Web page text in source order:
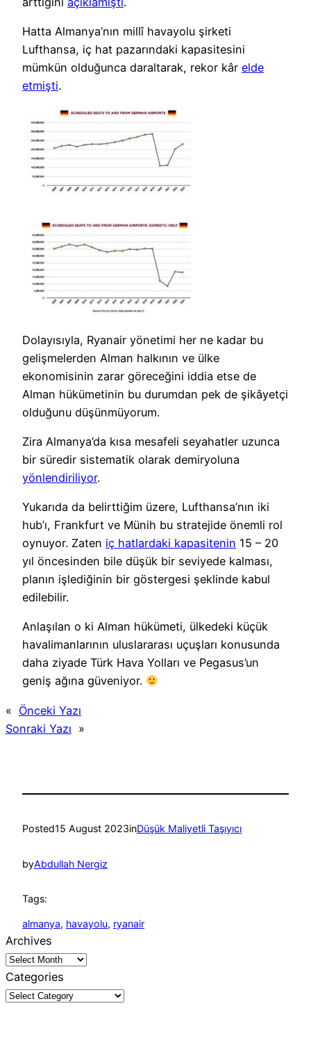
Hatta Almanya’nın millî havayolu şirketi
Lufthansa, iç hat pazarındaki kapasitesini
mümkün olduğunca daraltarak, rekor kâr elde
etmişti.
Dolayısıyla, Ryanair yönetimi her ne kadar bu
gelişmelerden Alman halkının ve ülke
ekonomisinin zarar göreceğini iddia etse de
Alman hükümetinin bu durumdan pek de şikâyetçi
olduğunu düşünmüyorum.
Zira Almanya’da kısa mesafeli seyahatler uzunca
bir süredir sistematik olarak demiryoluna
yönlendiriliyor.
Yukarıda da belirttiğim üzere, Lufthansa’nın iki
hub’ı, Frankfurt ve Münih bu stratejide önemli rol
oynuyor. Zaten iç hatlardaki kapasitenin 15 – 20
yıl öncesinden bile düşük bir seviyede kalması,
planın işlediğinin bir göstergesi şeklinde kabul
edilebilir.
Anlaşılan o ki Alman hükümeti, ülkedeki küçük
havalimanlarının uluslararası uçuşları konusunda
daha ziyade Türk Hava Yolları ve Pegasus’un
geniş ağına güveniyor.
« Önceki Yazı
Sonraki Yazı »
Posted15 August 2023inDüşük Maliyetli Taşıyıcı
byAbdullah Nergiz
Tags:
almanya, havayolu, ryanair
Archives
Categories